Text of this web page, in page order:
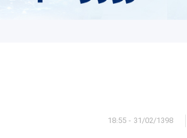
31/02/1398 - 18:55